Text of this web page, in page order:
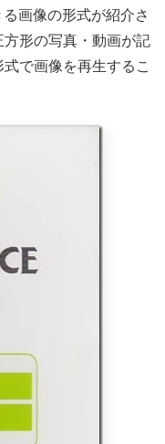
画像の形式が紹介さ
形の写真・動画が記
で画像を再生するこ